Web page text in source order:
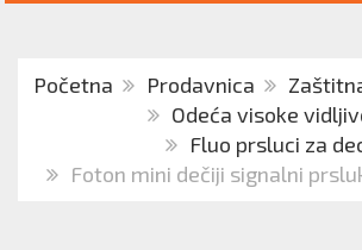
Početna Prodavnica
Odeća visoke
Fluo prsluci za
Foton mini dečiji signalni